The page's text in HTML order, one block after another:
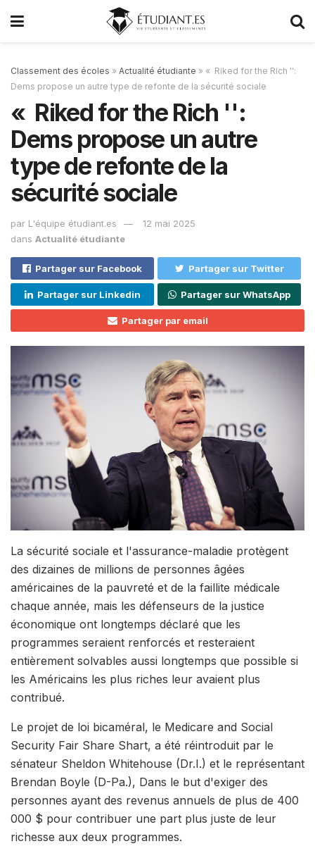
Classement des écoles » Actualité étudiante » « Riked for the Rich '':
Dems propose un autre type de refonte de la sécurité sociale
« Riked for the Rich '':
Dems propose un autre
type de refonte de la
sécurité sociale
par L'équipe étudiant.es
12 mai 2025
dans Actualité étudiante
Partager sur Facebook Partager sur Twitter
Partager sur Linkedin Partager sur WhatsApp
Partager par email
La sécurité sociale et l'assurance-maladie protègent
des dizaines de millions de personnes âgées
américaines de la pauvreté et de la faillite médicale
chaque année, mais les défenseurs de la justice
économique ont longtemps déclaré que les
programmes seraient renforcés et resteraient
entièrement solvables aussi longtemps que possible si
les Américains les plus riches leur avaient plus
contribué.
Le projet de loi bicaméral, le Medicare and Social
Security Fair Share Shart, a été réintroduit par le
sénateur Sheldon Whitehouse (Dr.I.) et le représentant
Brendan Boyle (D-Pa.), Dans le but d'exiger des
personnes ayant des revenus annuels de plus de 400
000 $ pour contribuer une part plus juste de leur
richesse aux deux programmes.